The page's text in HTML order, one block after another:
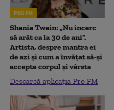
PRO FM
Shania Twain: „Nu încerc
să arăt ca la 30 de ani”.
Artista, despre mantra ei
de azi și cum a învățat să-și
accepte corpul și vârsta
Descarcă aplicația Pro FM